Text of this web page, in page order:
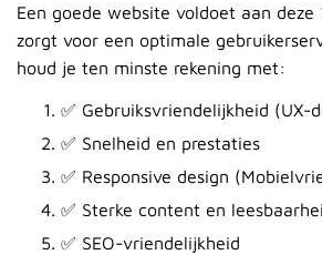
Een goede website voldoet aan deze
zorgt voor een optimale
houd je ten minste rekening met:
✅ Gebruiksvriendelijkheid (UX-
✅ Snelheid en prestaties
✅ Responsive design
✅ Sterke content en
✅ SEO-vriendelijkheid